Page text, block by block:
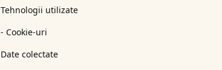
Tehnologii utilizate
- Cookie-uri
Date colectate